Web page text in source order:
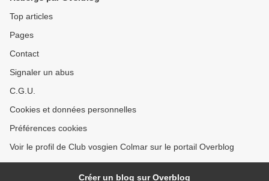
Top articles
Pages
Contact
Signaler un abus
C.G.U.
Cookies et données personnelles
Préférences cookies
Voir le profil de Club vosgien Colmar sur le portail Overblog
Créer un blog sur Overblog